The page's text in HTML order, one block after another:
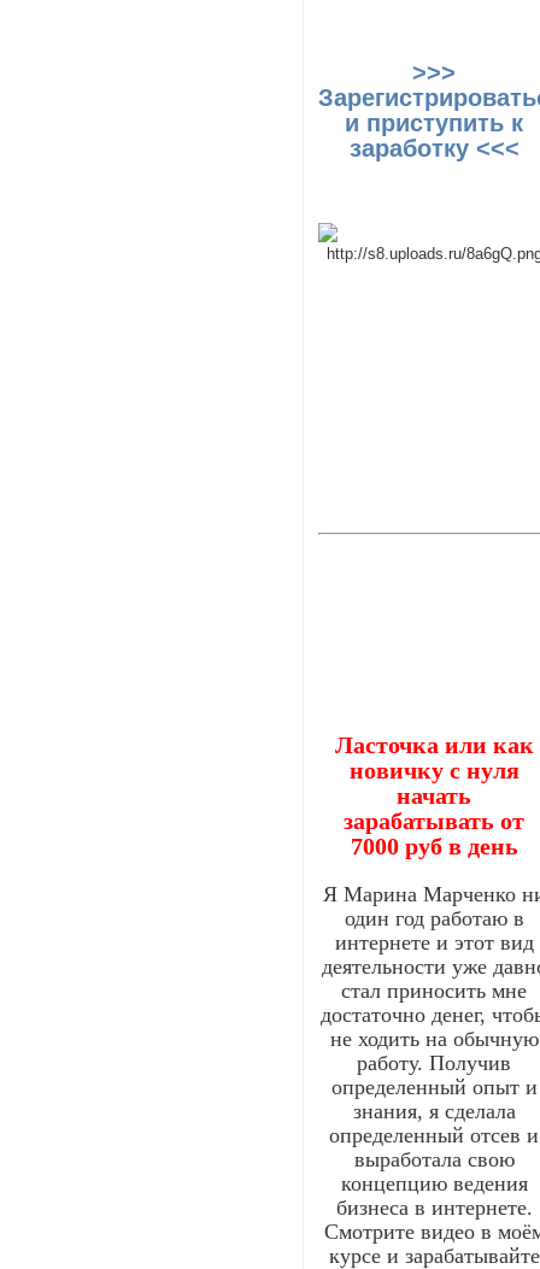
>>>
и приступить к
заработку <<<
Ласточка или как
новичку с нуля
начать
зарабатывать от
7000 руб в день
Я Марина Марченко
один год работаю в
интернете и этот вид
деятельности уже
стал приносить мне
достаточно денег,
не ходить на обычную
работу. Получив
определенный опыт и
знания, я сделала
определенный отсев и
выработала свою
концепцию ведения
бизнеса в интернете.
Смотрите видео в
курсе и зарабатывайте